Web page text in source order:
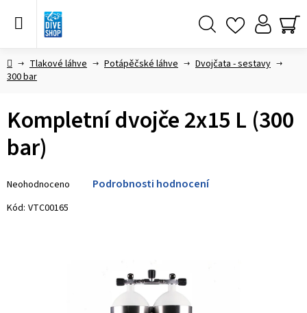
DomůTlakové láhve Potápěčské láhve
Dvojčata - sestavy
300 bar
Kompletní dvojče 2x15 L (300
bar)
hodnocení
produktu
Neohodnoceno Podrobnosti hodnocení
Kód: VTC00165